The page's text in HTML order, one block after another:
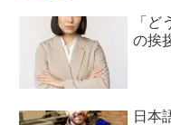
「
の挨
日本